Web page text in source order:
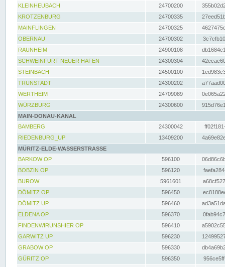
KLEINHEUBACH 24700200
KROTZENBURG
24700335
MAINFLINGEN
24700325
OBERNAU
24700302
RAUNHEIM
24900108
SCHWEINFURT NEUER HAFEN
24300304
STEINBACH
24500100
TRUNSTADT
24300202
WERTHEIM
24709089
WÜRZBURG
24300600
MAIN-DONAU-KANAL
BAMBERG
24300042
RIEDENBURG_UP
13409200
MÜRITZ-ELDE-WASSERSTRASSE
BARKOW OP
596100
BOBZIN OP
596120
BUROW
5961601
DÖMITZ OP
596450
DÖMITZ UP
596460
ELDENA OP
596370
FINDENWIRUNSHIER OP
596410
GARWITZ UP
596230
GRABOW OP
596330
GÜRITZ OP
596350